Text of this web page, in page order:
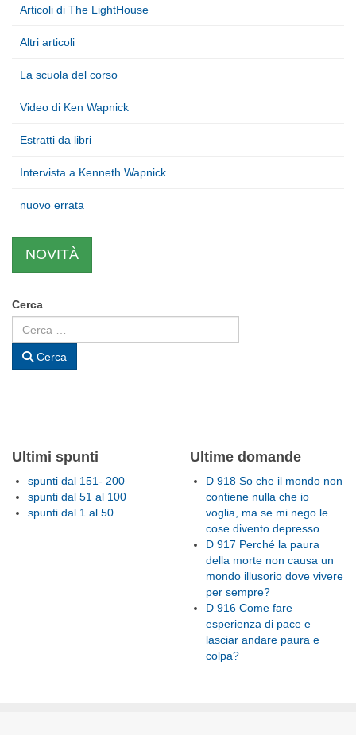
Articoli di The LightHouse
Altri articoli
La scuola del corso
Video di Ken Wapnick
Estratti da libri
Intervista a Kenneth Wapnick
nuovo errata
NOVITÀ
Cerca
Cerca
Ultimi spunti
spunti dal 151- 200
spunti dal 51 al 100
spunti dal 1 al 50
Ultime domande
D 918 So che il mondo non
contiene nulla che io
voglia, ma se mi nego le
cose divento depresso.
D 917 Perché la paura
della morte non causa un
mondo illusorio dove vivere
per sempre?
D 916 Come fare
esperienza di pace e
lasciar andare paura e
colpa?